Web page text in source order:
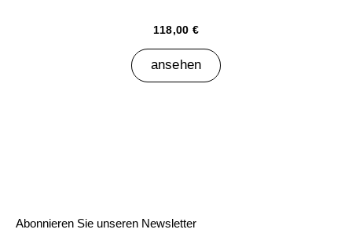
118,00 €
ansehen
Abonnieren Sie unseren Newsletter